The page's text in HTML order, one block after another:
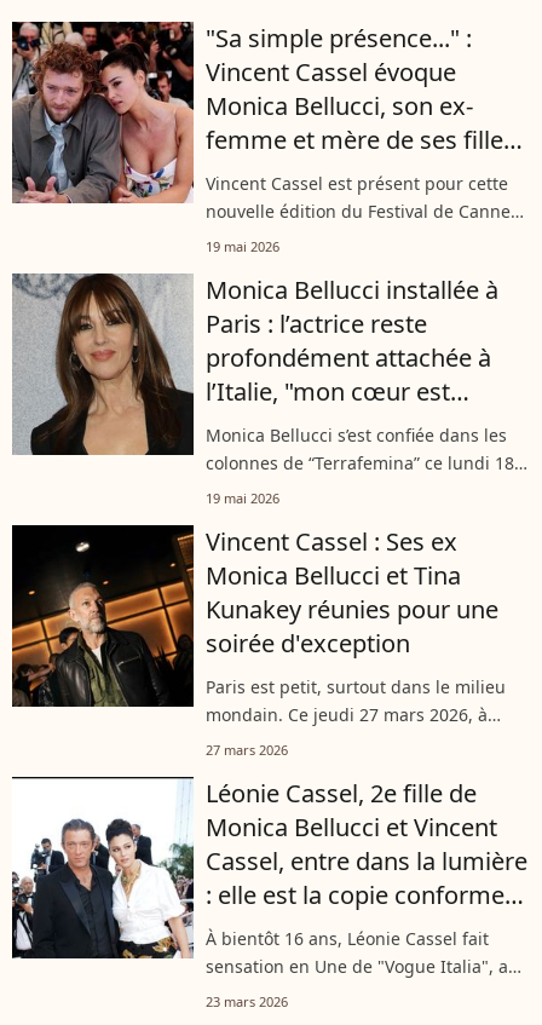
long-métrage profondément
féministe...
"Sa simple présence..." :
Vincent Cassel évoque
Monica Bellucci, son ex-
femme et mère de ses filles
Deva et Léonie
Vincent Cassel est présent pour cette
nouvelle édition du Festival de Cannes
2026. L'occasion pour lui de se prêter
notamment le cas dans les colonnes...
19 mai 2026
Monica Bellucci installée à
Paris : l’actrice reste
profondément attachée à
l’Italie, "mon cœur est
partagé..."
Monica Bellucci s’est confiée dans les
colonnes de “Terrafemina” ce lundi 18
mai. L’occasion pour l’actrice de revenir
France et Rome. Deux villes...
19 mai 2026
Vincent Cassel : Ses ex
Monica Bellucci et Tina
Kunakey réunies pour une
soirée d'exception
Paris est petit, surtout dans le milieu
mondain. Ce jeudi 27 mars 2026, à
l’occasion d’un dîner organisé au
connaissent très bien Vincent Cassel
étaient...
27 mars 2026
Léonie Cassel, 2e fille de
Monica Bellucci et Vincent
Cassel, entre dans la lumière
: elle est la copie conforme
de sa mère
À bientôt 16 ans, Léonie Cassel fait
sensation en Une de "Vogue Italia", aux
côtés de Monica Bellucci, révélant son
23 mars 2026